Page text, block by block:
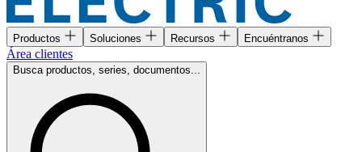
Productos Soluciones Recursos Encuéntranos
Área clientes
Busca productos, series, documentos...